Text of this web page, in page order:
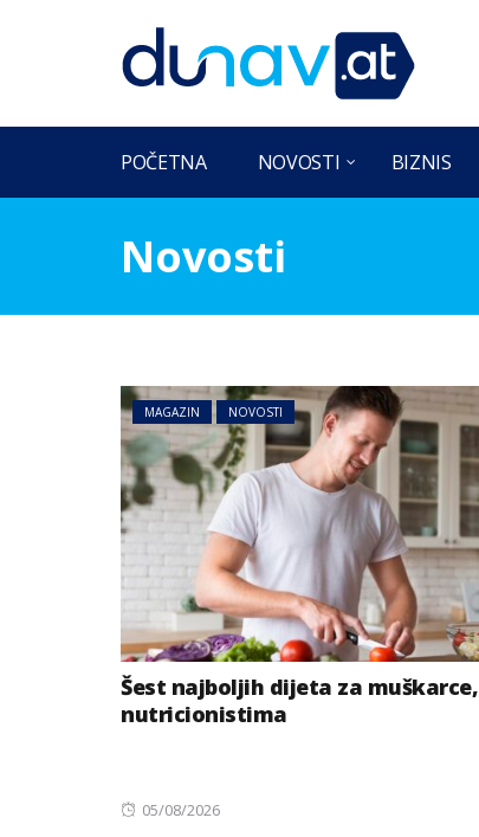
POČETNA NOVOSTI BIZNIS
Novosti
MAGAZIN NOVOSTI
Šest najboljih dijeta za
nutricionistima
Posted
05/08/2026